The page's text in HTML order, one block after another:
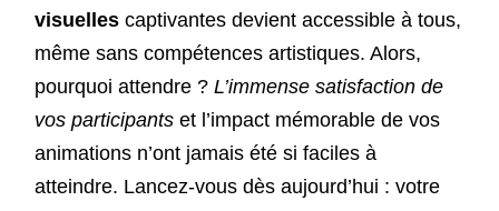
visuellescaptivantes devient accessible à tous,
même sans compétences artistiques. Alors,
pourquoi attendre ? L’immense satisfaction de
vos participantset l’impact mémorable de vos
animations n’ont jamais été si faciles à
atteindre. Lancez-vous dès aujourd’hui : votre